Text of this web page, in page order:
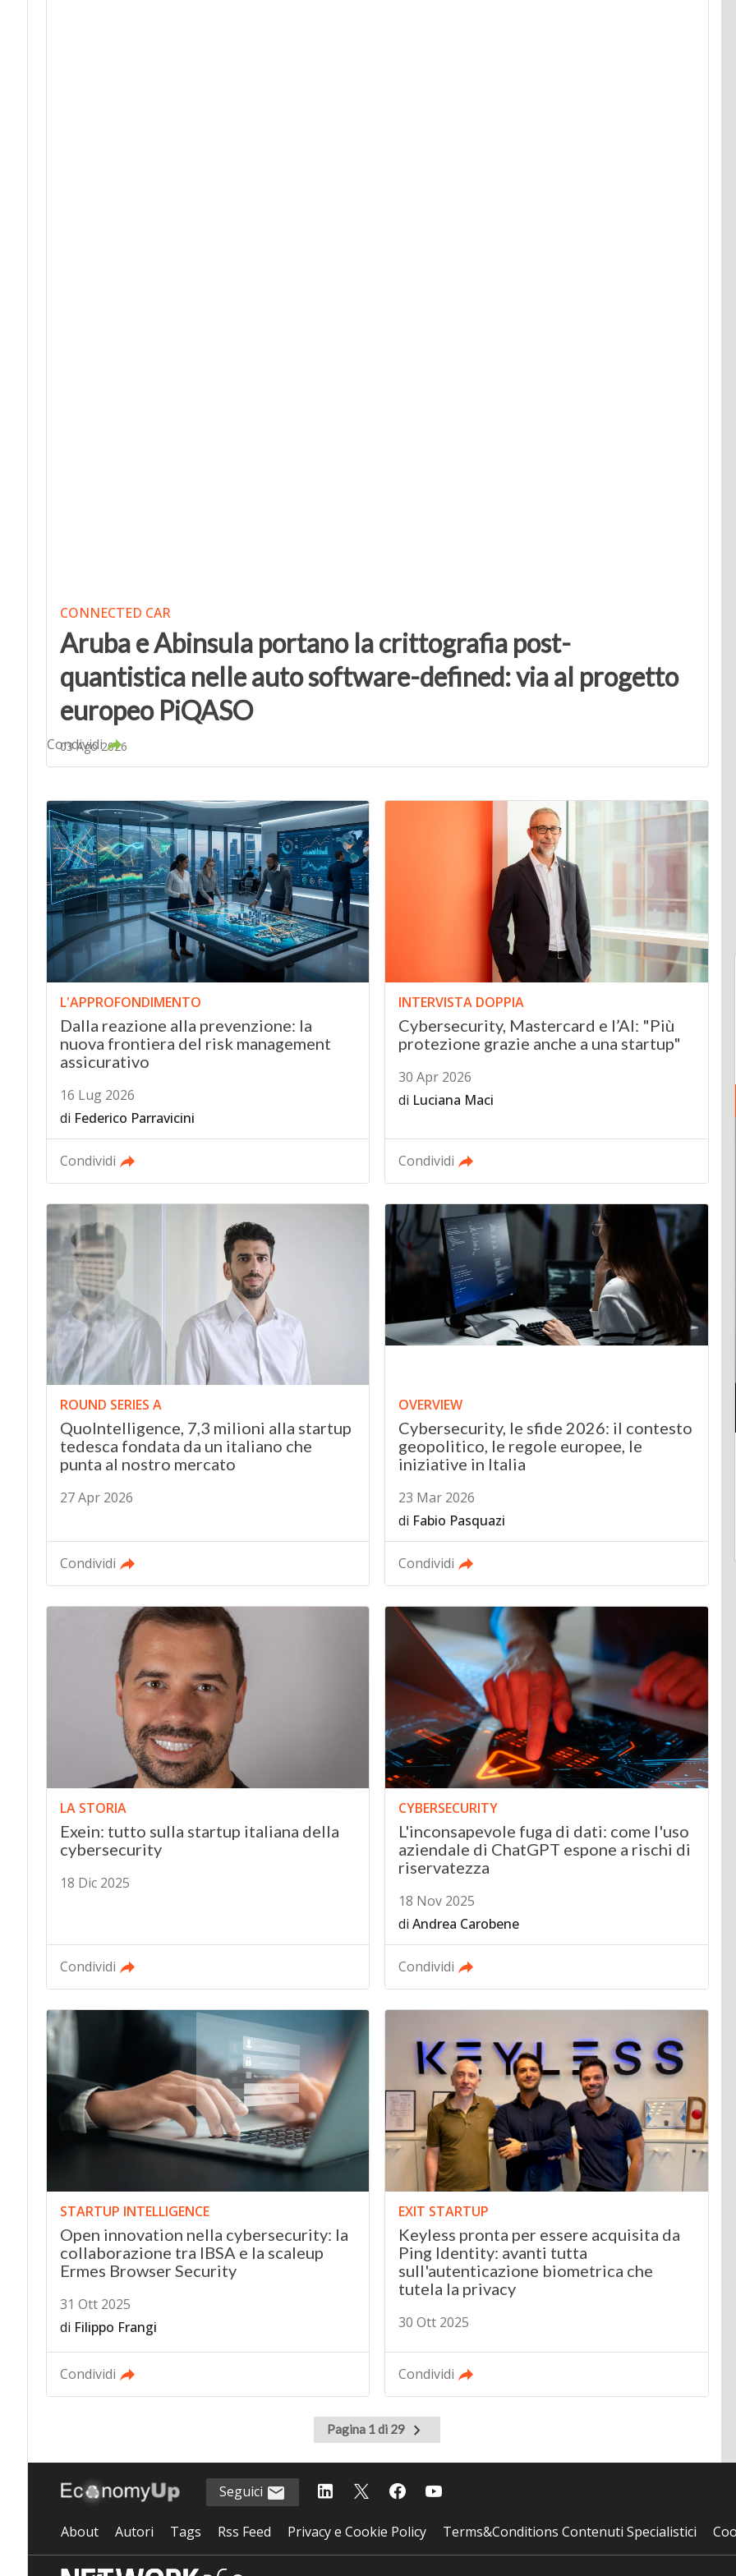
CONNECTED CAR
Aruba e Abinsula portano la crittografia post-
quantistica nelle auto software-defined: via al progetto
europeo PiQASO
03 Ago 2026
Condividi
L'APPROFONDIMENTO
Dalla reazione alla prevenzione: la
nuova frontiera del risk management
assicurativo
16 Lug 2026
di Federico Parravicini
Condividi
INTERVISTA DOPPIA
Cybersecurity, Mastercard e l’AI: "Più
protezione grazie anche a una startup"
30 Apr 2026
di Luciana Maci
Condividi
ROUND SERIES A
QuoIntelligence, 7,3 milioni alla startup
tedesca fondata da un italiano che
punta al nostro mercato
27 Apr 2026
Condividi
OVERVIEW
Cybersecurity, le sfide 2026: il contesto
geopolitico, le regole europee, le
iniziative in Italia
23 Mar 2026
di Fabio Pasquazi
Condividi
LA STORIA
Exein: tutto sulla startup italiana della
cybersecurity
18 Dic 2025
Condividi
CYBERSECURITY
L'inconsapevole fuga di dati: come l'uso
aziendale di ChatGPT espone a rischi di
riservatezza
18 Nov 2025
diAndrea Carobene
Condividi
STARTUP INTELLIGENCE
Open innovation nella cybersecurity: la
collaborazione tra IBSA e la scaleup
Ermes Browser Security
31 Ott 2025
di Filippo Frangi
Condividi
EXIT STARTUP
Keyless pronta per essere acquisita da
Ping Identity: avanti tutta
sull'autenticazione biometrica che
tutela la privacy
30 Ott 2025
Condividi
Pagina 1 di 29
Pagina
successiva
Seguici
About Autori Tags Rss Feed Privacy e Cookie Policy Terms&Conditions Contenuti Specialistici